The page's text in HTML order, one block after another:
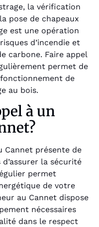
la vérification
pose de chapeaux
est une opération
d’incendie et
carbone. Faire appel
permet de
de
au bois.
à un
Cannet présente de
la sécurité
permet
de votre
au Cannet dispose
nécessaires
dans le respect